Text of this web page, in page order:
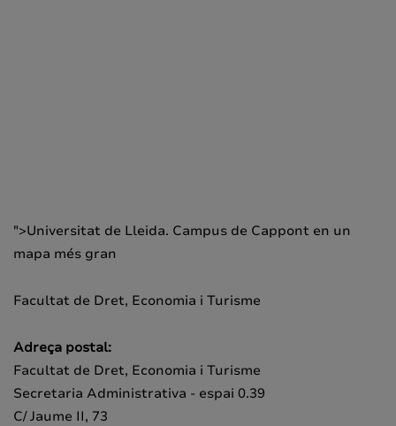
">Universitat de Lleida. Campus de Cappont en un
mapa més gran
Facultat de Dret, Economia i Turisme
Adreça postal:
Facultat de Dret, Economia i Turisme
Secretaria Administrativa - espai 0.39
C/ Jaume II, 73